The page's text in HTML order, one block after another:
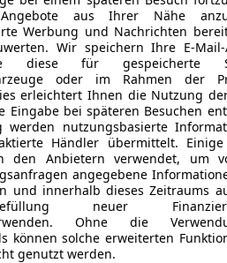
Angebote aus Ihrer Nähe
Werbung und Nachrichten
Wir speichern Ihre E-Mail-
diese für gespeicherte
oder im Rahmen der
erleichtert Ihnen die Nutzung
Eingabe bei späteren Besuchen
werden nutzungsbasierte
Händler übermittelt. Einige
den Anbietern verwendet, um
angegebene
und innerhalb dieses Zeitraums
neuer
Ohne die
können solche erweiterten
genutzt werden.
kmEZ 03/2024 Automatik